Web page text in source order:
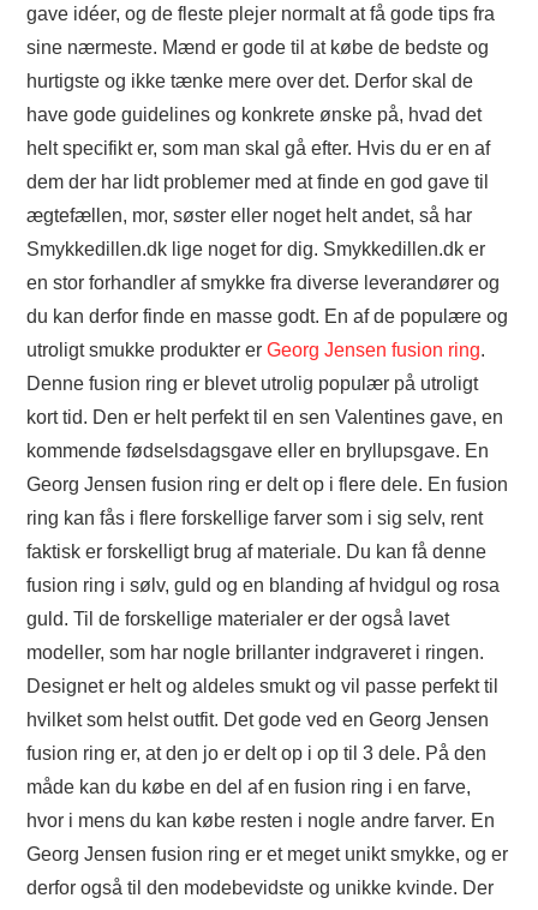
TØJ OG MODE
ANNONCERING
gave idéer, og de fleste plejer normalt at få gode tips fra
sine nærmeste. Mænd er gode til at købe de bedste og
hurtigste og ikke tænke mere over det. Derfor skal de
have gode guidelines og konkrete ønske på, hvad det
helt specifikt er, som man skal gå efter. Hvis du er en af
dem der har lidt problemer med at finde en god gave til
ægtefællen, mor, søster eller noget helt andet, så har
Smykkedillen.dk lige noget for dig. Smykkedillen.dk er
en stor forhandler af smykke fra diverse leverandører og
du kan derfor finde en masse godt. En af de populære og
utroligt smukke produkter erGeorg Jensen fusion ring.
Denne fusion ring er blevet utrolig populær på utroligt
kort tid. Den er helt perfekt til en sen Valentines gave, en
kommende fødselsdagsgave eller en bryllupsgave. En
Georg Jensen fusion ring er delt op i flere dele. En fusion
ring kan fås i flere forskellige farver som i sig selv, rent
faktisk er forskelligt brug af materiale. Du kan få denne
fusion ring i sølv, guld og en blanding af hvidgul og rosa
guld. Til de forskellige materialer er der også lavet
modeller, som har nogle brillanter indgraveret i ringen.
Designet er helt og aldeles smukt og vil passe perfekt til
hvilket som helst outfit. Det gode ved en Georg Jensen
fusion ring er, at den jo er delt op i op til 3 dele. På den
måde kan du købe en del af en fusion ring i en farve,
hvor i mens du kan købe resten i nogle andre farver. En
Georg Jensen fusion ring er et meget unikt smykke, og er
derfor også til den modebevidste og unikke kvinde. Der